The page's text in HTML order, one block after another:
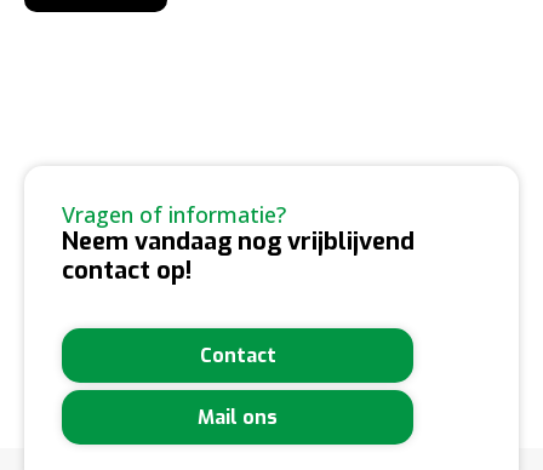
Vragen of informatie?
Neem vandaag nog vrijblijvend
contact op!
Contact
Mail ons